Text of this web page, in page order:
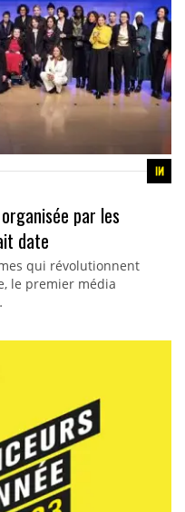
par les
date
qui révolutionnent
le premier média